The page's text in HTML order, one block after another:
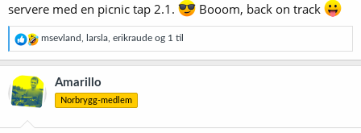
servere med en picnic tap 2.1.
Booom, back on track
R
e
a
s
j
n
msevland larsla erikraude og 1 til
Amarillo
Norbrygg-medlem